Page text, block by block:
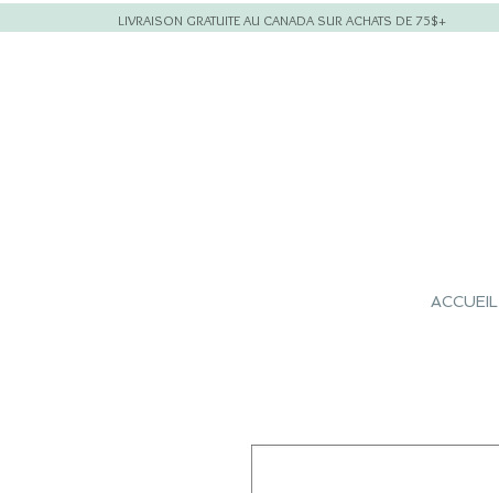
LIVRAISON GRATUITE AU CANADA SUR ACHATS DE 75$+
ACCUEIL